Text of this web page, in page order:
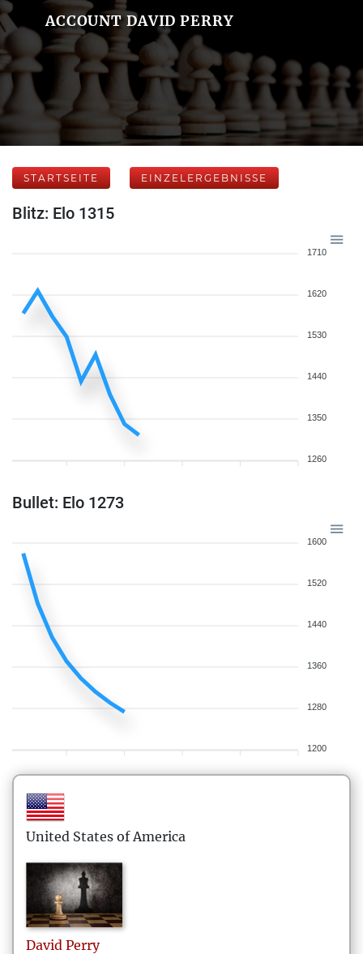
ACCOUNT DAVID PERRY
STARTSEITE EINZELERGEBNISSE
Blitz: Elo 1315
1710
1620
1530
1440
1350
1260
Bullet: Elo 1273
1600
1520
1440
1360
1280
1200
United States of America
David Perry